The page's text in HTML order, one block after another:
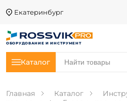
Екатеринбург
ОБОРУДОВАНИЕ И ИНСТРУМЕНТ
Каталог
Главная Каталог